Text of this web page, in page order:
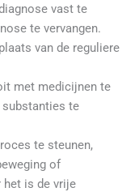
vast te
te vervangen.
van de reguliere
met medicijnen te
substanties te
te steunen,
of
het is de vrije